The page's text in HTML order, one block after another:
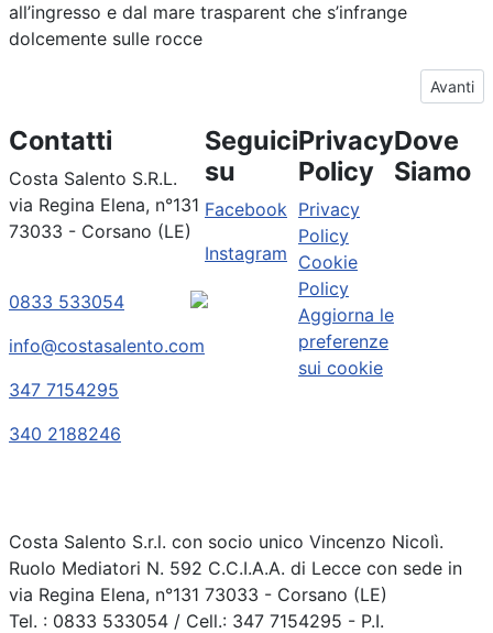
all’ingresso e dal mare trasparent che s’infrange
dolcemente sulle rocce
Articolo
Avanti
Contatti
Costa Salento S.R.L.
via Regina Elena, n°131
73033 - Corsano (LE)
0833 533054
info@costasalento.com
347 7154295
340 2188246
Seguici
su
Facebook
Instagram
Privacy
Policy
Privacy
Policy
Cookie
Policy
Aggiorna le
preferenze
sui cookie
Dove
Siamo
Costa Salento S.r.l. con socio unico Vincenzo Nicolì.
Ruolo Mediatori N. 592 C.C.I.A.A. di Lecce con sede in
via Regina Elena, n°131 73033 - Corsano (LE)
Tel. : 0833 533054 / Cell.: 347 7154295 - P.I.